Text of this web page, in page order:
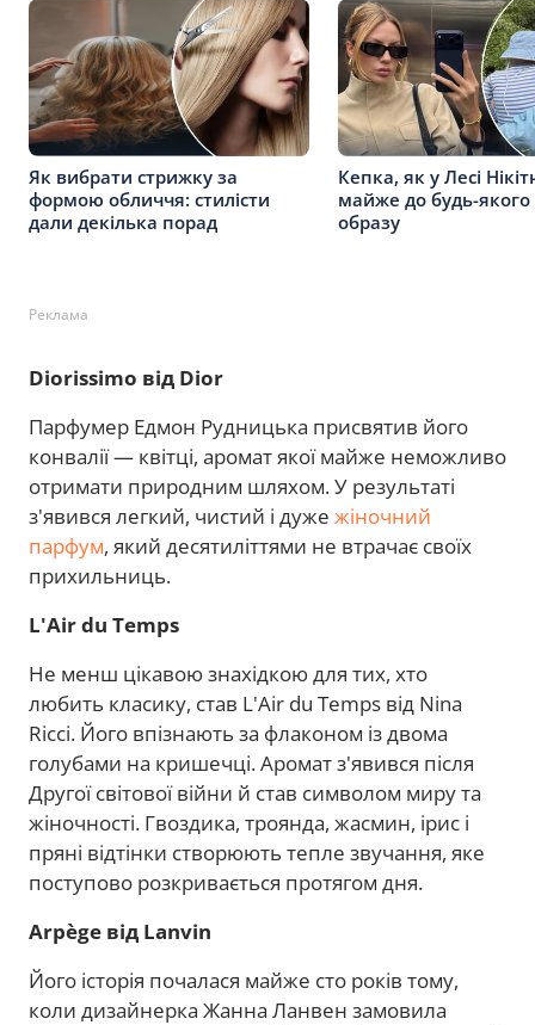
Як вибрати стрижку за
формою обличчя: стилісти
дали декілька порад
Кепка, як у Лесі
майже до будь-якого
образу
Реклама
Diorissimo від Dior
Парфумер Едмон Рудницька присвятив його
конвалії — квітці, аромат якої майже неможливо
отримати природним шляхом. У результаті
з'явився легкий, чистий і дуже жіночний
парфум, який десятиліттями не втрачає своїх
прихильниць.
L'Air du Temps
Не менш цікавою знахідкою для тих, хто
любить класику, став L'Air du Temps від Nina
Ricci. Його впізнають за флаконом із двома
голубами на кришечці. Аромат з'явився після
Другої світової війни й став символом миру та
жіночності. Гвоздика, троянда, жасмин, ірис і
пряні відтінки створюють тепле звучання, яке
поступово розкривається протягом дня.
Arpège від Lanvin
Його історія почалася майже сто років тому,
коли дизайнерка Жанна Ланвен замовила